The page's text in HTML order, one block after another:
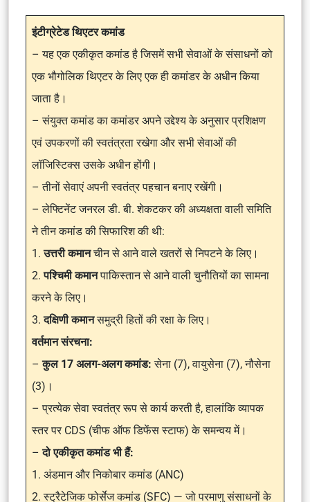
इंटीग्रेटेड थिएटर कमांड
– यह एक एकीकृत कमांड है जिसमें सभी सेवाओं के संसाधनों को
एक भौगोलिक थिएटर के लिए एक ही कमांडर के अधीन किया
जाता है।
– संयुक्त कमांड का कमांडर अपने उद्देश्य के अनुसार प्रशिक्षण
एवं उपकरणों की स्वतंत्रता रखेगा और सभी सेवाओं की
लॉजिस्टिक्स उसके अधीन होंगी।
– तीनों सेवाएं अपनी स्वतंत्र पहचान बनाए रखेंगी।
– लेफ्टिनेंट जनरल डी. बी. शेकटकर की अध्यक्षता वाली समिति
ने तीन कमांड की सिफारिश की थी:
1.उत्तरी कमानचीन से आने वाले खतरों से निपटने के लिए।
2.पश्चिमी कमानपाकिस्तान से आने वाली चुनौतियों का सामना
करने के लिए।
3.दक्षिणी कमानसमुद्री हितों की रक्षा के लिए।
वर्तमान संरचना:
–कुल 17 अलग-अलग कमांड:सेना (7), वायुसेना (7), नौसेना
(3)।
– प्रत्येक सेवा स्वतंत्र रूप से कार्य करती है, हालांकि व्यापक
स्तर पर CDS (चीफ ऑफ डिफेंस स्टाफ) के समन्वय में।
–दो एकीकृत कमांड भी हैं:
1. अंडमान और निकोबार कमांड (ANC)
2. स्ट्रैटेजिक फोर्सेज कमांड (SFC) — जो परमाणु संसाधनों के